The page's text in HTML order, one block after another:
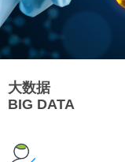
大数据
BIG DATA